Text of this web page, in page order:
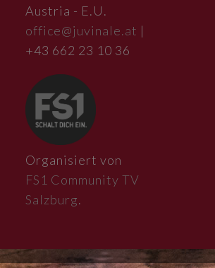
Austria - E.U.
office@juvinale.at |
+43 662 23 10 36
Organisiert von
FS1 Community TV
Salzburg.